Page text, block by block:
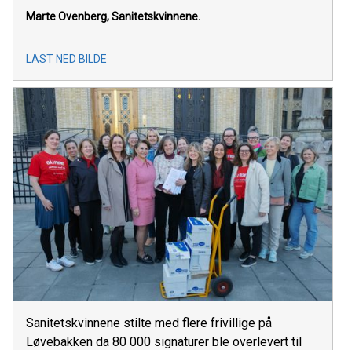
Marte Ovenberg, Sanitetskvinnene.
LAST NED BILDE
Sanitetskvinnene stilte med flere frivillige på
Løvebakken da 80 000 signaturer ble overlevert til